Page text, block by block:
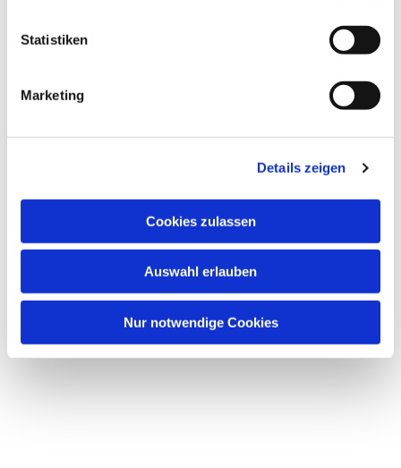
Statistiken
Marketing
Details zeigen
Cookies zulassen
Auswahl erlauben
Nur notwendige Cookies
interessieren